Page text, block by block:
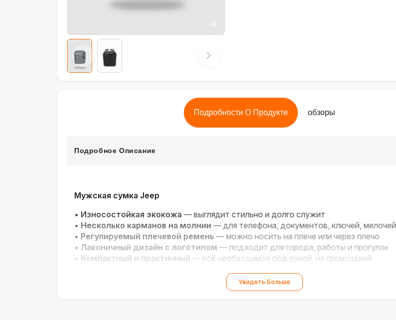
Подробности О Продукте обзоры
Подробное Описание
Мужская сумка Jeep
• Износостойкая экокожа — выглядит стильно и долго служит
• Несколько карманов на молнии — для телефона, документов, ключей, мелочей
• Регулируемый плечевой ремень — можно носить на плече или через плечо
• Лаконичный дизайн с логотипом — подходит для города, работы и прогулок
• Компактный и практичный — всё необходимое под рукой, не громоздкий
Надёжный спутник для ваших городских приключений!
Увидеть Больше